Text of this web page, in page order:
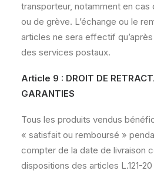
transporteur, notamment en
ou de grève. L’échange ou le
articles ne sera effectif qu’après
des services postaux.
Article 9 : DROIT DE
GARANTIES
Tous les produits vendus
« satisfait ou remboursé »
compter de la date de livraison
dispositions des articles L.121-